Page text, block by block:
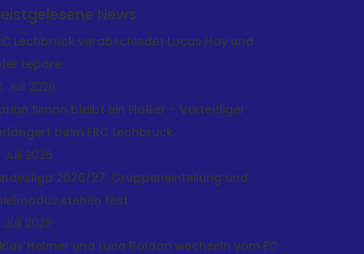
News
Lechbruck verabschiedet Lucas Hay und
Lepore
Juli 2026
Simon bleibt ein Flößer – Verteidiger
beim ERC Lechbruck
Juli 2026
2026/27: Gruppeneinteilung und
stehen fest
Juli 2026
Helmer und Luca Roldan wechseln vom EC